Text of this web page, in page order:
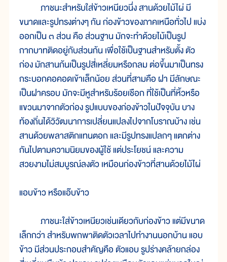
ภาชนะสำหรับใส่ข้าวเหนียวนึ่ง สานด้วยไม้ไผ่ มี
ขนาดและรูปทรงต่างๆ กัน ก่องข้าวของภาคเหนือทั่วไป แบ่ง
ออกเป็น ๓ ส่วน คือ ส่วนฐาน มักจะทำด้วยไม้เป็นรูป
กากบาทติดอยู่กับส่วนก้น เพื่อใช้เป็นฐานสำหรับตั้ง ตัว
ก่อง มักสานก้นเป็นรูปสี่เหลี่ยมหรือกลม ต่อขึ้นมาเป็นทรง
กระบอกคอคอดเข้าเล็กน้อย ส่วนที่สามคือ ฝา มีลักษณะ
เป็นฝาครอบ มักจะมีหูสำหรับร้อยเชือก ที่ใช้เป็นที่หิ้วหรือ
แขวนมาจากตัวก่อง รูปแบบของก่องข้าวในปัจจุบัน บาง
ท้องถิ่นได้วิวัฒนาการเปลี่ยนแปลงไปจากโบราณบ้าง เช่น
สานด้วยพลาสติกแทนตอก และมีรูปทรงแปลกๆ แตกต่าง
กันไปตามความนิยมของผู้ใช้ แต่ประโยชน์ และความ
สวยงามไม่สมบูรณ์ลงตัว เหมือนก่องข้าวที่สานด้วยไม้ไผ่
แอบข้าว หรือแอ๊บข้าว
ภาชนะใส่ข้าวเหนียวเช่นเดียวกับก่องข้าว แต่มีขนาด
เล็กกว่า สำหรับพกพาติดตัวเวลาไปทำงานนอกบ้าน แอบ
ข้าว มีส่วนประกอบสำคัญคือ ตัวแอบ รูปร่างคล้ายกล่อง